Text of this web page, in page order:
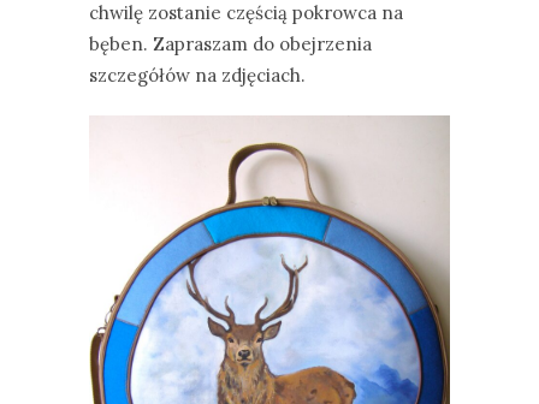
chwilę zostanie częścią pokrowca na
bęben. Zapraszam do obejrzenia
szczegółów na zdjęciach.